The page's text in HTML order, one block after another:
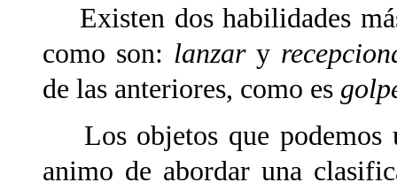
Existen dos habilidades
como son: lanzary
de las anteriores, como es
Los objetos que podemos
animo de abordar una